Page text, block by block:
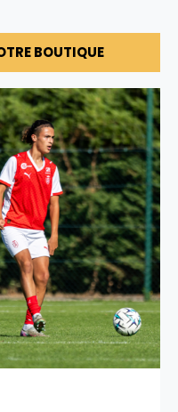
BOUTIQUE